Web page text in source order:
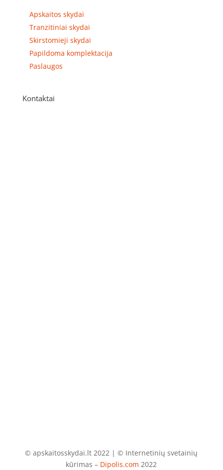
Apskaitos skydai
Tranzitiniai skydai
Skirstomieji skydai
Papildoma komplektacija
Paslaugos
Kontaktai
© apskaitosskydai.lt 2022 | © Internetinių svetainių
kūrimas – Dipolis.com 2022